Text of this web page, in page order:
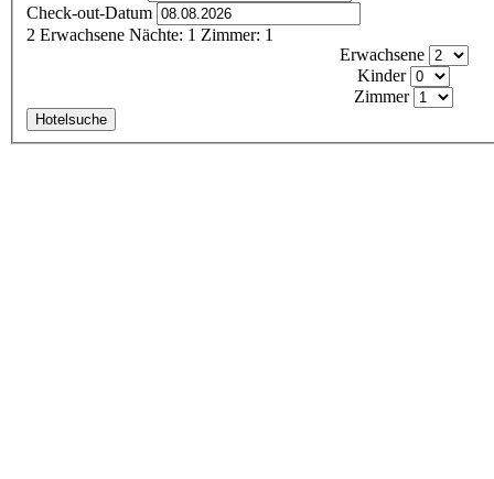
Check-out-Datum
2 Erwachsene Nächte: 1 Zimmer: 1
Erwachsene
Kinder
Zimmer
Hotelsuche